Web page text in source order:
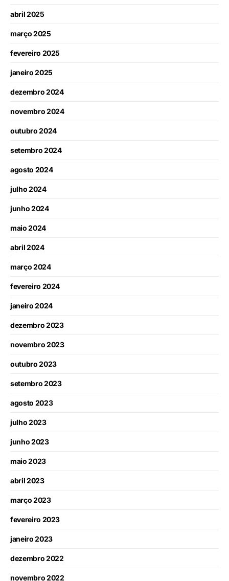
abril 2025
março 2025
fevereiro 2025
janeiro 2025
dezembro 2024
novembro 2024
outubro 2024
setembro 2024
agosto 2024
julho 2024
junho 2024
maio 2024
abril 2024
março 2024
fevereiro 2024
janeiro 2024
dezembro 2023
novembro 2023
outubro 2023
setembro 2023
agosto 2023
julho 2023
junho 2023
maio 2023
abril 2023
março 2023
fevereiro 2023
janeiro 2023
dezembro 2022
novembro 2022